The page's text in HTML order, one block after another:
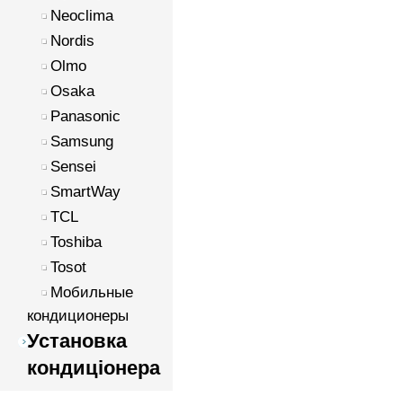
Neoclima
Nordis
Olmo
Osaka
Panasonic
Samsung
Sensei
SmartWay
TCL
Toshiba
Tosot
Мобильные
кондиционеры
Установка
кондиціонера